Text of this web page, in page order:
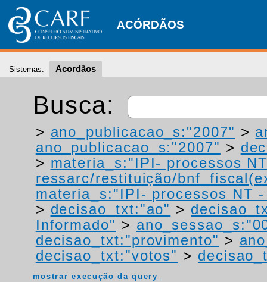
ACÓRDÃOS
Sistemas: Acordãos
Busca:
> ano_publicacao_s:"2007" >
ano_publicacao_s:"2007" >
> materia_s:"IPI- processos
ressarc/restituição/
materia_s:"IPI- processos NT
> decisao_txt:"ao" >
Informado" >
decisao_txt:"provimento" >
decisao_txt:"votos" >
mostrar execução da query